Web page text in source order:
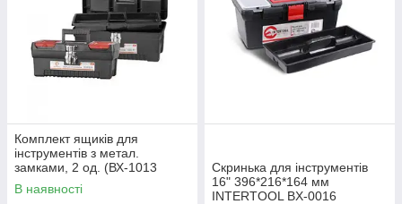
Комплект ящиків для
інструментів з метал.
замками, 2 од. (ВХ-1013
12,5", ВХ-1016 16")
INTERTOOL BX-0009
В наявності
Скринька для інструментів
16" 396*216*164 мм
INTERTOOL BX-0016